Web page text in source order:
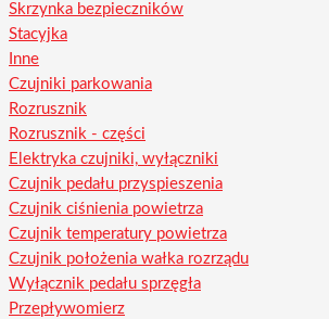
Skrzynka bezpieczników
Stacyjka
Inne
Czujniki parkowania
Rozrusznik
Rozrusznik - części
Elektryka czujniki, wyłączniki
Czujnik pedału przyspieszenia
Czujnik ciśnienia powietrza
Czujnik temperatury powietrza
Czujnik położenia wałka rozrządu
Wyłącznik pedału sprzęgła
Przepływomierz